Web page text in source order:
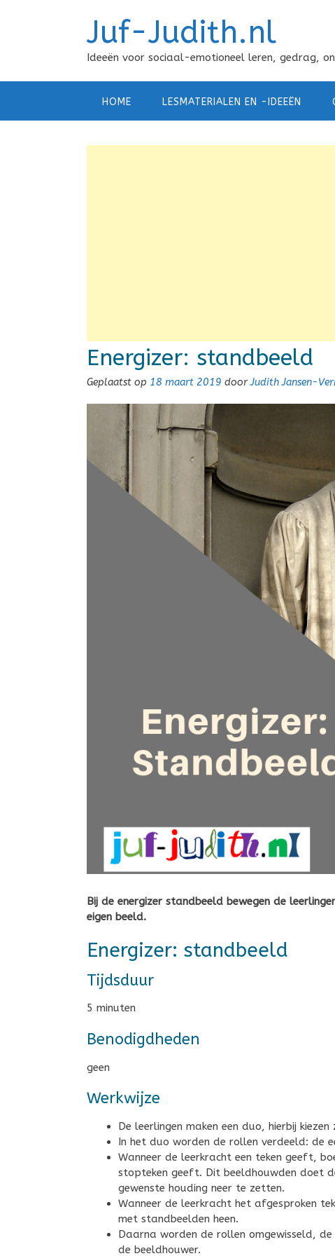
Juf-Judith.nl
Ideeën voor sociaal-emotioneel leren, gedrag,
HOME LESMATERIALEN EN -IDEEËN
Energizer: standbeeld
Geplaatst op 18 maart 2019 doorJudith Jansen-
Bij de energizer standbeeld bewegen de
eigen beeld.
Energizer: standbeeld
Tijdsduur
5 minuten
Benodigdheden
geen
Werkwijze
De leerlingen maken een duo, hierbij
In het duo worden de rollen verdeeld: de
Wanneer de leerkracht een teken geeft,
stopteken geeft. Dit beeldhouwden doet
gewenste houding neer te zetten.
Wanneer de leerkracht het afgesproken
met standbeelden heen.
Daarna worden de rollen omgewisseld,
de beeldhouwer.